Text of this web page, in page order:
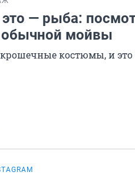
— рыба:
обычной мойвы
костюмы, и это